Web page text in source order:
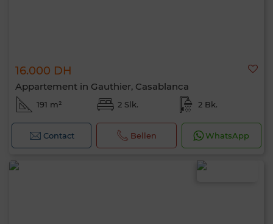
16.000 DH
Appartement in Gauthier, Casablanca
191 m² 2 Slk. 2 Bk.
Contact Bellen WhatsApp